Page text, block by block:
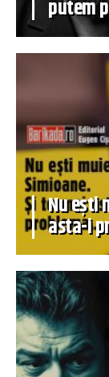
putem
Nu ești
asta-i